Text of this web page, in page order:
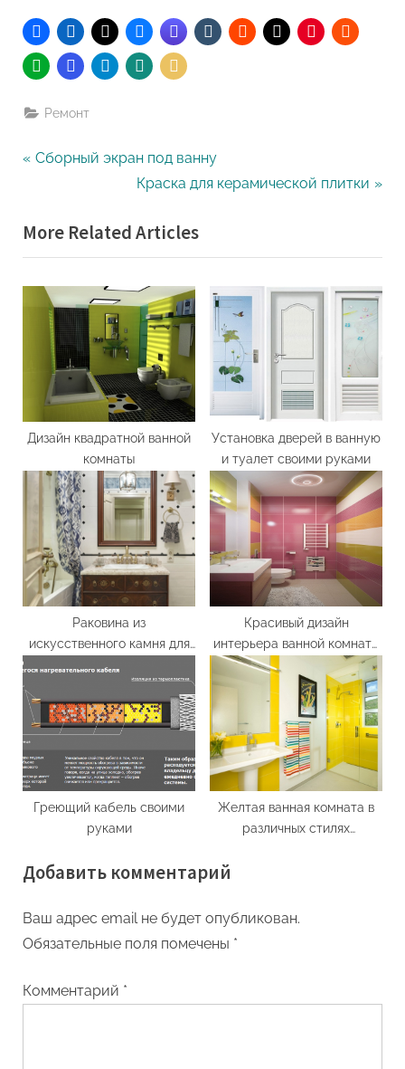
Ремонт
Навигация
записям
P
v
i
o
t
Сборный экран под ванну
N
x
t
o
s
t
:
Краска для керамической плитки
More Related Articles
Дизайн квадратной ванной
комнаты
Установка дверей в ванную
и туалет своими руками
Раковина из
искусственного камня для
ванной комнаты
Красивый дизайн
интерьера ванной комнаты
в квартире
Греющий кабель своими
руками
Желтая ванная комната в
различных стилях
Добавить комментарий
Ваш адрес email не будет опубликован.
Обязательные поля помечены *
Комментарий *